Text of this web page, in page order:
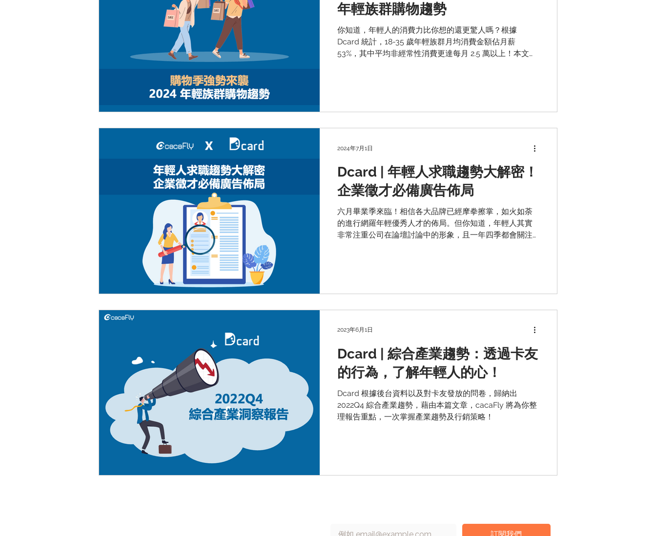
年輕族群購物趨勢
你知道，年輕人的消費力比你想的還更驚人嗎？根據
Dcard 統計，18-35 歲年輕族群月均消費金額佔月薪
53%，其中平均非經常性消費更達每月 2.5 萬以上！本文將
Dcard | 年輕人求職趨勢大解密！
企業徵才必備廣告佈局
六月畢業季來臨！相信各大品牌已經摩拳擦掌，如火如荼
的進行網羅年輕優秀人才的佈局。但你知道，年輕人其實
非常注重公司在論壇討論中的形象，且一年四季都會關注
2024年7月1日
Dcard | 綜合產業趨勢：透過卡友
的行為，了解年輕人的心！
Dcard 根據後台資料以及對卡友發放的問卷，歸納出
2022Q4 綜合產業趨勢，藉由本篇文章，cacaFly 將為你整
理報告重點，一次掌握產業趨勢及行銷策略！
2023年6月1日